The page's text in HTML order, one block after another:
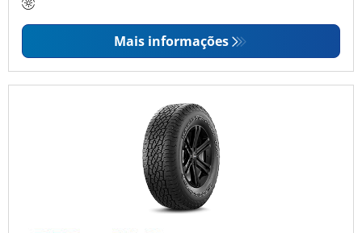
Mais informações